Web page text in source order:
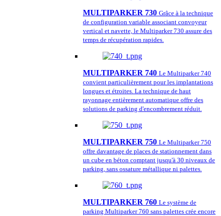
MULTIPARKER 730 Grâce à la technique
de configuration variable associant convoyeur
vertical et navette, le Multiparker 730 assure des
temps de récupération rapides.
MULTIPARKER 740 Le Multiparker 740
convient particulièrement pour les implantations
longues et étroites. La technique de haut
rayonnage entièrement automatique offre des
solutions de parking d'encombrement réduit.
MULTIPARKER 750 Le Multiparker 750
offre davantage de places de stationnement dans
un cube en béton comptant jusqu'à 30 niveaux de
parking, sans ossature métallique ni palettes.
MULTIPARKER 760 Le système de
parking Multiparker 760 sans palettes crée encore